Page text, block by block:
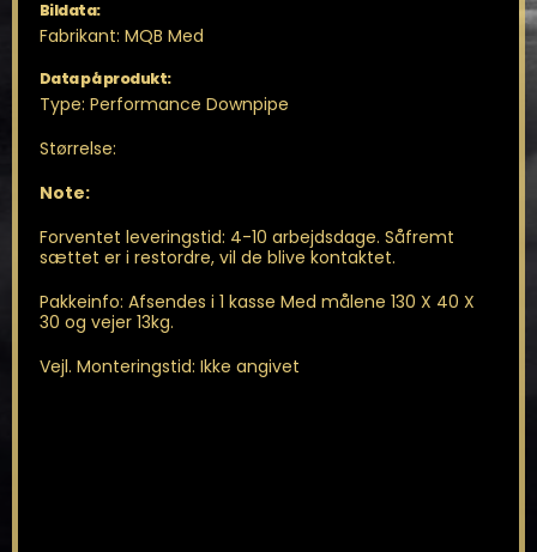
Bildata:
Fabrikant: MQB Med
Data på produkt:
Type: Performance Downpipe
Størrelse:
Note:
Forventet leveringstid: 4-10 arbejdsdage. Såfremt
sættet er i restordre, vil de blive kontaktet.
Pakkeinfo: Afsendes i 1 kasse Med målene 130 X 40 X
30 og vejer 13kg.
Vejl. Monteringstid: Ikke angivet